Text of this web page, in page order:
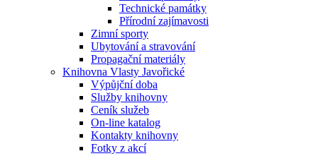
Technické památky
Přírodní zajímavosti
Zimní sporty
Ubytování a stravování
Propagační materiály
Knihovna Vlasty Javořické
Výpůjční doba
Služby knihovny
Ceník služeb
On-line katalog
Kontakty knihovny
Fotky z akcí